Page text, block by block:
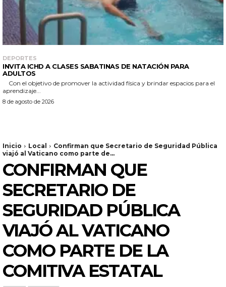
DEPORTES
INVITA ICHD A CLASES SABATINAS DE NATACIÓN PARA
ADULTOS
aprendizaje...
8 de agosto de 2026